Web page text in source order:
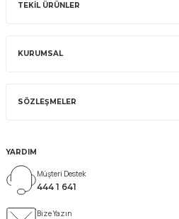
TEKİL ÜRÜNLER
KURUMSAL
SÖZLEŞMELER
YARDIM
Müşteri Destek
444 1 641
Bize Yazın